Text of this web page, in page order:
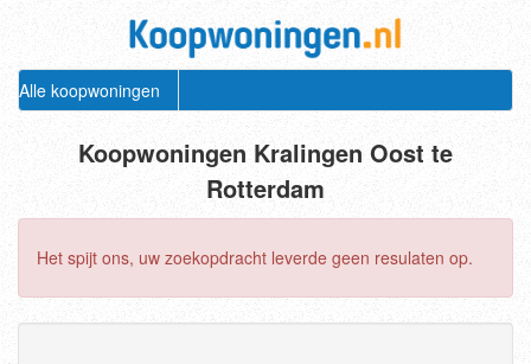
Alle koopwoningen
Koopwoningen Kralingen Oost te
Rotterdam
Het spijt ons, uw zoekopdracht leverde geen resulaten op.